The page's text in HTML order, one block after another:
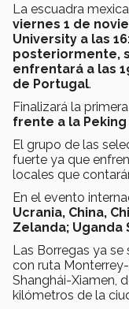
La escuadra
viernes 1 de
University a las
posteriormente,
enfrentará a las
de Portugal.
Finalizará la
frente a la
El grupo de las
fuerte ya que
locales que
En el evento
Ucrania, China,
Zelanda; Uganda
Las Borregas ya se
con ruta
Shanghái-Xiamen,
kilómetros de la